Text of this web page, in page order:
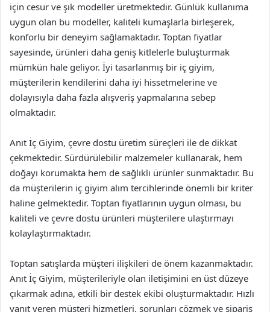
için cesur ve şık modeller üretmektedir. Günlük kullanıma
uygun olan bu modeller, kaliteli kumaşlarla birleşerek,
konforlu bir deneyim sağlamaktadır. Toptan fiyatlar
sayesinde, ürünleri daha geniş kitlelerle buluşturmak
mümkün hale geliyor. İyi tasarlanmış bir iç giyim,
müşterilerin kendilerini daha iyi hissetmelerine ve
dolayısıyla daha fazla alışveriş yapmalarına sebep
olmaktadır.
Anıt İç Giyim, çevre dostu üretim süreçleri ile de dikkat
çekmektedir. Sürdürülebilir malzemeler kullanarak, hem
doğayı korumakta hem de sağlıklı ürünler sunmaktadır. Bu
da müşterilerin iç giyim alım tercihlerinde önemli bir kriter
haline gelmektedir. Toptan fiyatlarının uygun olması, bu
kaliteli ve çevre dostu ürünleri müşterilere ulaştırmayı
kolaylaştırmaktadır.
Toptan satışlarda müşteri ilişkileri de önem kazanmaktadır.
Anıt İç Giyim, müşterileriyle olan iletişimini en üst düzeye
çıkarmak adına, etkili bir destek ekibi oluşturmaktadır. Hızlı
yanıt veren müşteri hizmetleri, sorunları çözmek ve sipariş